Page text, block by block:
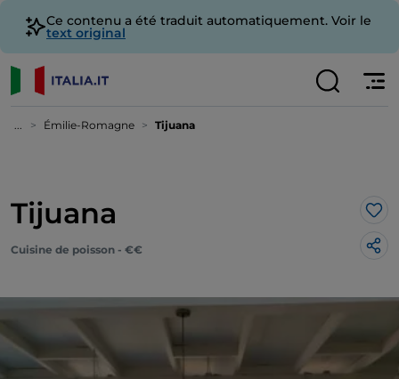
Ce contenu a été traduit automatiquement. Voir le
text original
... Émilie-Romagne Tijuana
Tijuana
Cuisine de poisson - €€